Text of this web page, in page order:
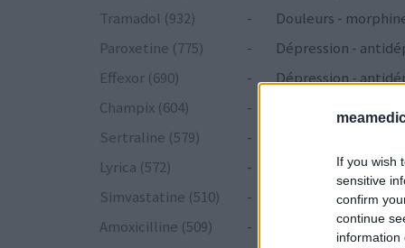
If you wish
sensitive
confirm
continue
information
Tramadol (932)
-
Douleurs -
Paroxetine (775)
-
Dépression -
Effexor (690)
-
Dépression -
Champix (604)
-
Sertraline (579)
-
Lyrica (572)
-
Simvastatine (510)
-
Cholestérol
Amoxicilline (509)
-
Antibiotiques -